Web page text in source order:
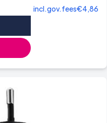
incl.gov.fees€4,86